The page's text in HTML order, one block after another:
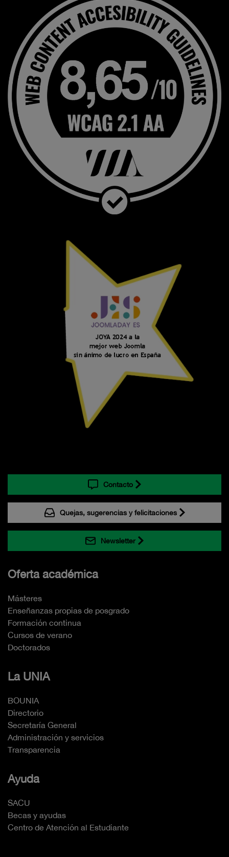
Contacto
Quejas, sugerencias y felicitaciones
Newsletter
Oferta académica
Másteres
Enseñanzas propias de posgrado
Formación continua
Cursos de verano
Doctorados
La UNIA
BOUNIA
Directorio
Secretaría General
Administración y servicios
Transparencia
Ayuda
SACU
Becas y ayudas
Centro de Atención al Estudiante